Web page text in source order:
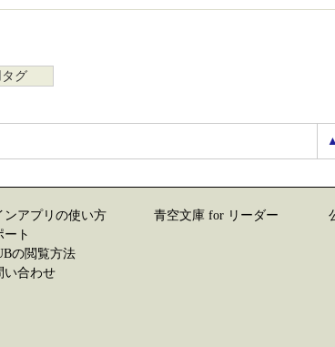
タグ
ンアプリの使い方
ート
の閲覧方法
い合わせ
青空文庫 for リーダー